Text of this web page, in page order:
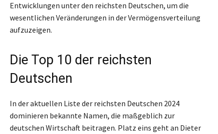
Entwicklungen unter den reichsten Deutschen, um die
wesentlichen Veränderungen in der Vermögensverteilung
aufzuzeigen.
Die Top 10 der reichsten
Deutschen
In der aktuellen Liste der reichsten Deutschen 2024
dominieren bekannte Namen, die maßgeblich zur
deutschen Wirtschaft beitragen. Platz eins geht an Dieter